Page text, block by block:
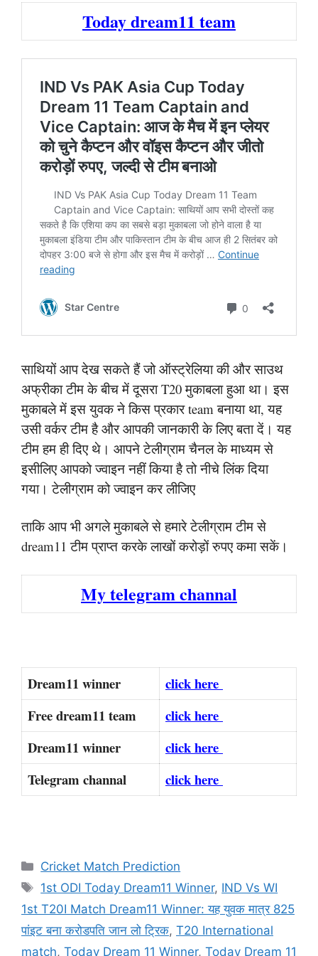
Today dream11 team
साथियों आप देख सकते हैं जो ऑस्ट्रेलिया की और साउथ
अफ्रीका टीम के बीच में दूसरा T20 मुकाबला हुआ था। इस
मुकाबले में इस युवक ने किस प्रकार team बनाया था, यह
उसी वर्कर टीम है और आपकी जानकारी के लिए बता दें। यह
टीम हम ही दिए थे। आपने टेलीग्राम चैनल के माध्यम से
इसीलिए आपको ज्वाइन नहीं किया है तो नीचे लिंक दिया
गया। टेलीग्राम को ज्वाइन कर लीजिए
ताकि आप भी अगले मुकाबले से हमारे टेलीग्राम टीम से
dream11 टीम प्राप्त करके लाखों करोड़ों रुपए कमा सकें।
My telegram channal
Dream11 winner
click here
Free dream11 team
click here
Dream11 winner
click here
Telegram channal
click here
Categories
Cricket Match Prediction
Tags
1st ODI Today Dream11 Winner, IND Vs WI
1st T20I Match Dream11 Winner: यह युवक मात्र 825
पांइट बना करोडपति जान लो ट्रिक, T20 International
match, Today Dream 11 Winner, Today Dream 11